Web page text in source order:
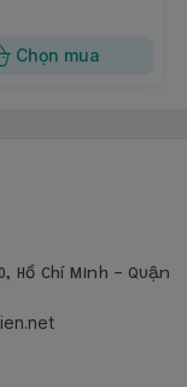
Chọn mua
Hồ Chí Minh - Quận